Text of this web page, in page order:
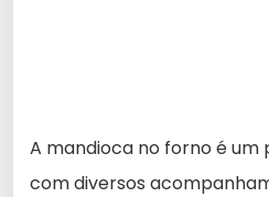
A mandioca no forno é
com diversos